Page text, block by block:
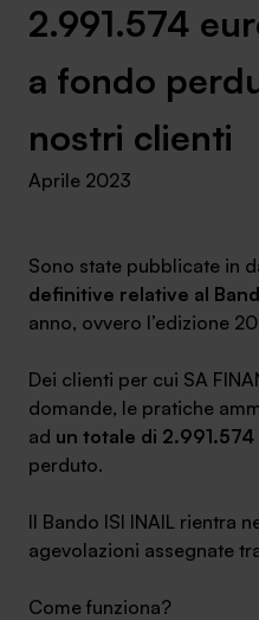
Centro studi
News ed eventi
Chi siamo
Contatti
Lavora con noi
+030.3540104
2.991.574
a fondo
nostri clienti
Aprile 2023
Sono state pubblicate in
definitive relative al
anno, ovvero l’edizione
Dei clienti per cui SA
domande, le pratiche
ad un totale di 2.991.574
perduto.
Il Bando ISI INAIL rientra
agevolazioni assegnate
Come funziona?